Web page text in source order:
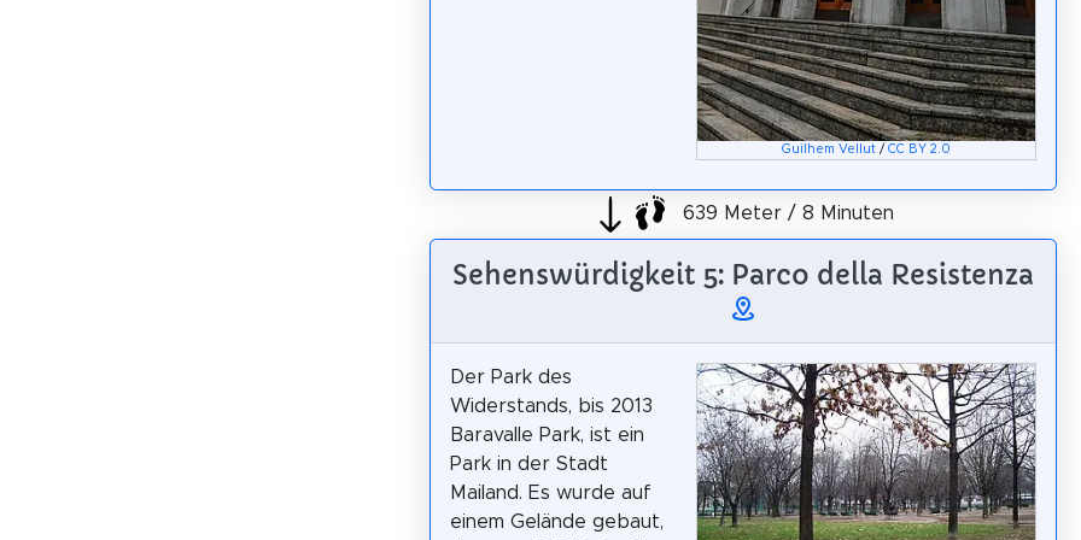
Guilhem Vellut /CC BY 2.0
639 Meter / 8 Minuten
Sehenswürdigkeit 5: Parco della Resistenza
Der Park des
Widerstands, bis 2013
Baravalle Park, ist ein
Park in der Stadt
Mailand. Es wurde auf
einem Gelände gebaut,